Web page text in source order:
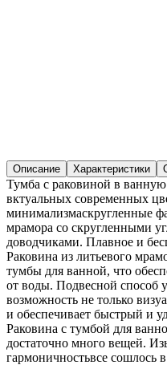
Описание Характеристики
Тумба с раковиной в
вктуальных современных
минимализмаскругленные
мрамора со скругленными
доводчиками. Плавное и
Раковина из литьевого
тумбы для ванной, что
от воды. Подвесной способ
возможность не только
и обеспечивает быстрый и
Раковина с тумбой для
достаточно много вещей.
гармоничностьвсе сошлось